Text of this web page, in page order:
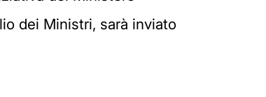
dei Ministri, sarà inviato